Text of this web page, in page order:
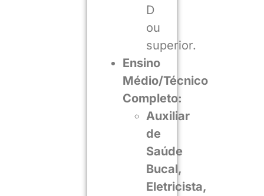
D
ou
superior.
Ensino
Médio/Técnico
Completo:
Auxiliar
de
Saúde
Bucal,
Eletricista,